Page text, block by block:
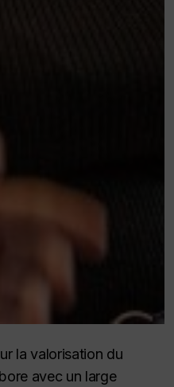
la valorisation du
avec un large